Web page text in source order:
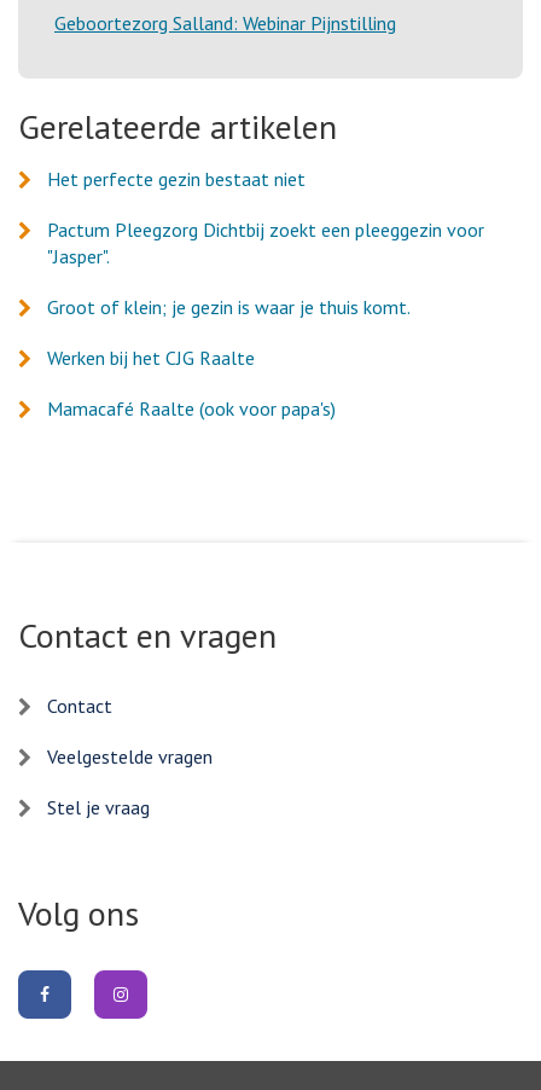
Geboortezorg Salland: Webinar Pijnstilling
Gerelateerde artikelen
Het perfecte gezin bestaat niet
Pactum Pleegzorg Dichtbij zoekt een pleeggezin voor
"Jasper".
Groot of klein; je gezin is waar je thuis komt.
Werken bij het CJG Raalte
Mamacafé Raalte (ook voor papa's)
Contact en vragen
Contact
Veelgestelde vragen
Stel je vraag
Volg ons
ons ons